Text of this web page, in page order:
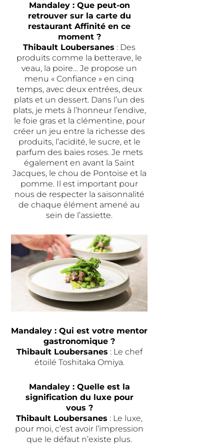
Mandaley : Que peut-on
retrouver sur la carte du
restaurant Affinité en ce
moment ?
Thibault Loubersanes : Des
produits comme la betterave, le
veau, la poire… Je propose un
menu « Confiance » en cinq
temps, avec deux entrées, deux
plats et un dessert. Dans l’un des
plats, je mets à l’honneur l’endive,
le foie gras et la clémentine, pour
créer un jeu entre la richesse des
produits, l’acidité, le sucre, et le
parfum des baies roses. Je mets
également en avant la Saint
Jacques, le chou de Pontoise et la
pomme. Il est important pour
nous de respecter la saisonnalité
de chaque élément amené au
sein de l’assiette.
Mandaley : Qui est votre mentor
gastronomique ?
Thibault Loubersanes : Le chef
étoilé Toshitaka Omiya.
Mandaley : Quelle est la
signification du luxe pour
vous ?
Thibault Loubersanes : Le luxe,
pour moi, c’est avoir l’impression
que le défaut n’existe plus.